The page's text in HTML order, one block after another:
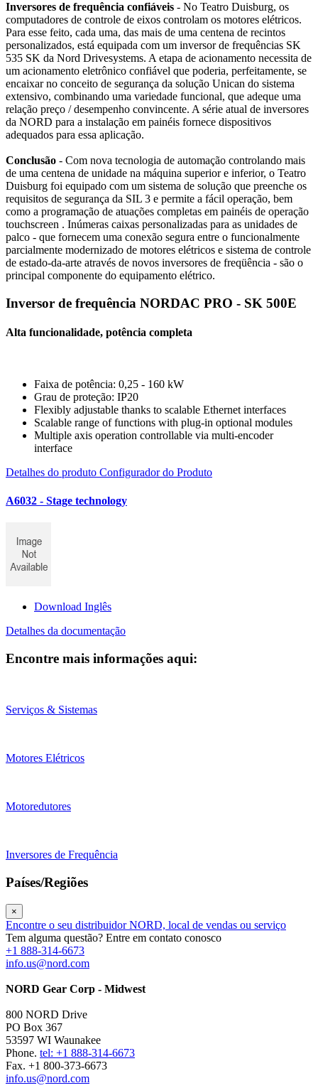
Inversores de frequência confiáveis - No Teatro Duisburg, os
computadores de controle de eixos controlam os motores elétricos.
Para esse feito, cada uma, das mais de uma centena de recintos
personalizados, está equipada com um inversor de frequências SK
535 SK da Nord Drivesystems. A etapa de acionamento necessita de
um acionamento eletrônico confiável que poderia, perfeitamente, se
encaixar no conceito de segurança da solução Unican do sistema
extensivo, combinando uma variedade funcional, que adeque uma
relação preço / desempenho convincente. A série atual de inversores
da NORD para a instalação em painéis fornece dispositivos
adequados para essa aplicação.
Conclusão - Com nova tecnologia de automação controlando mais
de uma centena de unidade na máquina superior e inferior, o Teatro
Duisburg foi equipado com um sistema de solução que preenche os
requisitos de segurança da SIL 3 e permite a fácil operação, bem
como a programação de atuações completas em painéis de operação
touchscreen . Inúmeras caixas personalizadas para as unidades de
palco - que fornecem uma conexão segura entre o funcionalmente
parcialmente modernizado de motores elétricos e sistema de controle
de estado-da-arte através de novos inversores de freqüência - são o
principal componente do equipamento elétrico.
Inversor de frequência NORDAC PRO - SK 500E
Alta funcionalidade, potência completa
Faixa de potência: 0,25 - 160 kW
Grau de proteção: IP20
Flexibly adjustable thanks to scalable Ethernet interfaces
Scalable range of functions with plug-in optional modules
Multiple axis operation controllable via multi-encoder
interface
Detalhes do produto Configurador do Produto
A6032 - Stage technology
Download Inglês
Detalhes da documentação
Encontre mais informações aqui:
Serviços & Sistemas
Motores Elétricos
Motoredutores
Inversores de Frequência
Países/Regiões
×
Encontre o seu distribuidor NORD, local de vendas ou serviço
Tem alguma questão? Entre em contato conosco
+1 888-314-6673
info.us@nord.com
NORD Gear Corp - Midwest
800 NORD Drive
PO Box 367
53597 WI Waunakee
Phone. tel: +1 888-314-6673
Fax. +1 800-373-6673
info.us@nord.com